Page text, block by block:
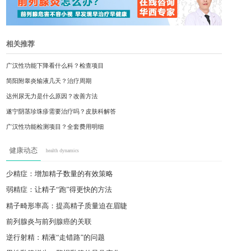
相关推荐
广汉性功能下降看什么科？检查项目
简阳附睾炎输液几天？治疗周期
达州尿无力是什么原因？改善方法
遂宁阴茎珍珠疹需要治疗吗？皮肤科解答
广汉性功能检测项目？全套费用明细
南充血精需要手术？专科医院排名
广元慢性前列腺炎症状？中医调理方案
什邡尿分叉是什么原因？医生解答
健康动态 health dynamics
少精症：增加精子数量的有效策略
弱精症：让精子“跑”得更快的方法
精子畸形率高：提高精子质量迫在眉睫
前列腺炎与前列腺癌的关联
逆行射精：精液“走错路”的问题